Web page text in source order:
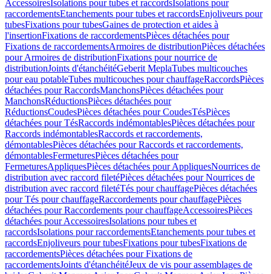
AccessoiresIsolations pour tubes et raccordsIsolations pour
raccordementsEtanchements pour tubes et raccordsEnjoliveurs pour
tubesFixations pour tubesGaines de protection et aides à
l'insertionFixations de raccordementsPièces détachées pour
Fixations de raccordementsArmoires de distributionPièces détachées
pour Armoires de distributionFixations pour nourrice de
distributionJoints d'étanchéitéGeberit MeplaTubes multicouches
pour eau potableTubes multicouches pour chauffageRaccordsPièces
détachées pour RaccordsManchonsPièces détachées pour
ManchonsRéductionsPièces détachées pour
RéductionsCoudesPièces détachées pour CoudesTésPièces
détachées pour TésRaccords indémontablesPièces détachées pour
Raccords indémontablesRaccords et raccordements,
démontablesPièces détachées pour Raccords et raccordements,
démontablesFermeturesPièces détachées pour
FermeturesAppliquesPièces détachées pour AppliquesNourrices de
distribution avec raccord filetéPièces détachées pour Nourrices de
distribution avec raccord filetéTés pour chauffagePièces détachées
pour Tés pour chauffageRaccordements pour chauffagePièces
détachées pour Raccordements pour chauffageAccessoiresPièces
détachées pour AccessoiresIsolations pour tubes et
raccordsIsolations pour raccordementsEtanchements pour tubes et
raccordsEnjoliveurs pour tubesFixations pour tubesFixations de
raccordementsPièces détachées pour Fixations de
raccordementsJoints d'étanchéitéJeux de vis pour assemblages de